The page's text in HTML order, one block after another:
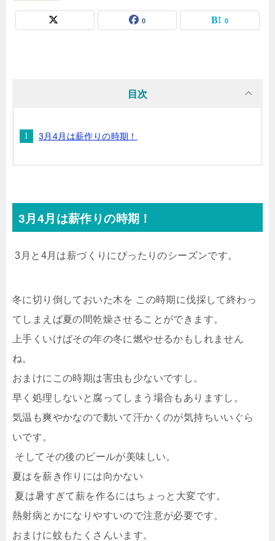
0 0
目次
3月4月は薪作りの時期！
3月4月は薪作りの時期！
3月と4月は薪づくりにぴったりのシーズンです。
冬に切り倒しておいた木を この時期に伐採して終わっ
てしまえば夏の間乾燥させることができます。
上手くいけばその年の冬に燃やせるかもしれません
ね。
おまけにこの時期は害虫も少ないですし。
早く処理しないと腐ってしまう場合もありますし。
気温も爽やかなので動いて汗かくのが気持ちいいぐら
いです。
そしてその後のビールが美味しい。
夏はを薪き作りには向かない
夏は暑すぎて薪を作るにはちょっと大変です。
熱射病とかになりやすいので注意が必要です。
おまけに蚊もたくさんいます。